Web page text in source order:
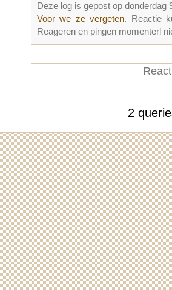
Deze log is gepost op donderdag
Voor we ze vergeten. Reactie
Reageren en pingen momenterl
2